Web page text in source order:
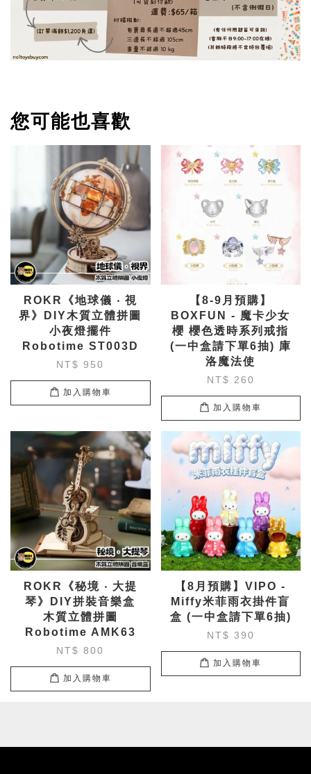
您可能也喜歡
ROKR《地球儀 ‧ 視
界》DIY木質立體拼圖
小夜燈擺件
Robotime ST003D
NT$ 950
加入購物車
【8-9月預購】
BOXFUN - 魔卡少女
櫻 櫻色透時系列戒指
(一中盒請下單6抽) 庫
洛魔法使
NT$ 260
加入購物車
ROKR《秘境 ‧ 大提
琴》DIY拼裝音樂盒
木質立體拼圖
Robotime AMK63
NT$ 800
加入購物車
【8月預購】VIPO -
Miffy米菲雨衣掛件盲
盒 (一中盒請下單6抽)
NT$ 390
加入購物車